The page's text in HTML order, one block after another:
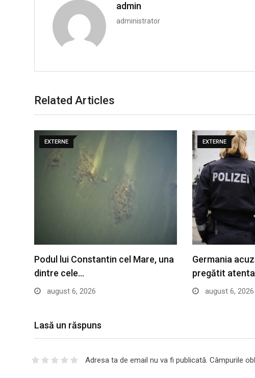
admin
administrator
Related Articles
EXTERNE
Podul lui Constantin cel Mare, una
dintre cele…
august 6, 2026
EXTERNE
Germania
pregătit
august 6, 2026
Lasă un răspuns
Adresa ta de email nu va fi publicată. Câmpurile